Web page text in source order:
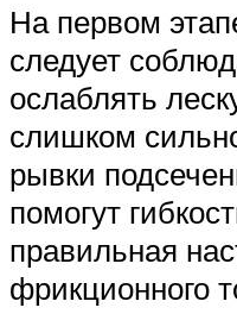
На первом
следует
ослаблять
слишком
рывки
помогут
правильная
фрикционного